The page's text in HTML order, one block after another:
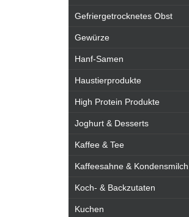
Gefriergetrocknetes Obst
Gewürze
Hanf-Samen
Haustierprodukte
High Protein Produkte
Joghurt & Desserts
Kaffee & Tee
Kaffeesahne & Kondensmilch
Koch- & Backzutaten
Kuchen